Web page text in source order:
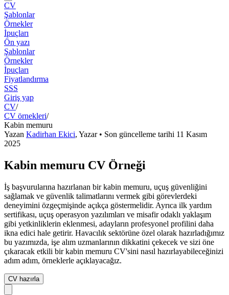
CV
Şablonlar
Örnekler
İpuçları
Ön yazı
Şablonlar
Örnekler
İpuçları
Fiyatlandırma
SSS
Giriş yap
CV/
CV örnekleri/
Kabin memuru
Yazan Kadirhan Ekici, Yazar• Son güncelleme tarihi 11 Kasım
2025
Kabin memuru CV Örneği
İş başvurularına hazırlanan bir kabin memuru, uçuş güvenliğini
sağlamak ve güvenlik talimatlarını vermek gibi görevlerdeki
deneyimini özgeçmişinde açıkça göstermelidir. Ayrıca ilk yardım
sertifikası, uçuş operasyon yazılımları ve misafir odaklı yaklaşım
gibi yetkinliklerin eklenmesi, adayların profesyonel profilini daha
ikna edici hale getirir. Havacılık sektörüne özel olarak hazırladığımız
bu yazımızda, işe alım uzmanlarının dikkatini çekecek ve sizi öne
çıkaracak etkili bir kabin memuru CV'sini nasıl hazırlayabileceğinizi
adım adım, örneklerle açıklayacağız.
CV hazırla